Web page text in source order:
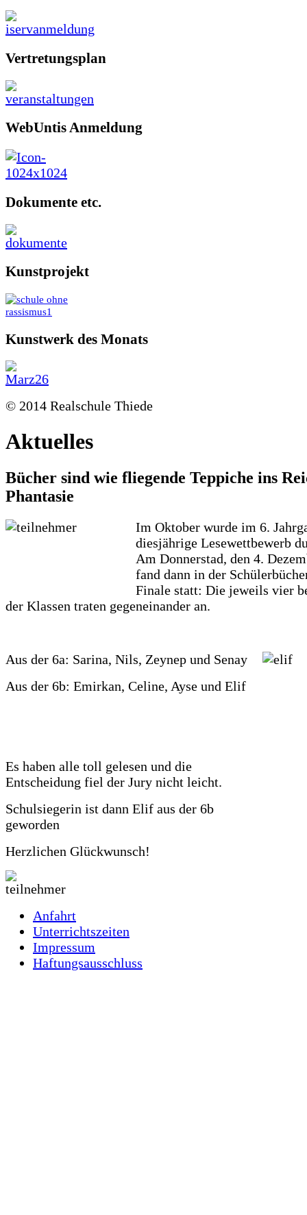
Vertretungsplan
WebUntis Anmeldung
Dokumente etc.
Kunstprojekt
Kunstwerk des Monats
© 2014 Realschule Thiede
Aktuelles
Bücher sind wie fliegende Teppiche ins
Phantasie
Im Oktober wurde im 6.
diesjährige Lesewettbewerb
Am Donnerstad, den 4.
fand dann in der
Finale statt: Die jeweils vier
der Klassen traten gegeneinander an.
Aus der 6a: Sarina, Nils, Zeynep und Senay
Aus der 6b: Emirkan, Celine, Ayse und Elif
Es haben alle toll gelesen und die
Entscheidung fiel der Jury nicht leicht.
Schulsiegerin ist dann Elif aus der 6b
geworden
Herzlichen Glückwunsch!
Anfahrt
Unterrichtszeiten
Impressum
Haftungsausschluss